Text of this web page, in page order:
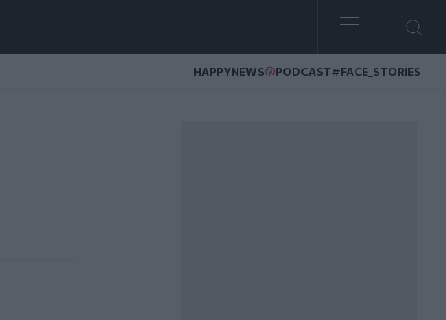
HAPPYNEWS PODCAST#FACE_STORIES